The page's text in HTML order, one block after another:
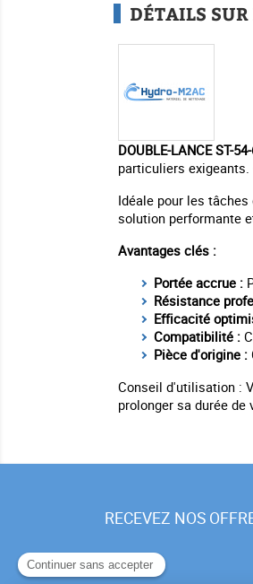
DÉTAILS
DOUBLE-LANCE ST-
particuliers
Idéale pour les
solution performante
Avantages clés :
Portée accrue :
Résistance
Efficacité
Compatibilité :
Pièce d'origine :
Conseil d'utilisation :
prolonger sa durée de
RECEVEZ NOS